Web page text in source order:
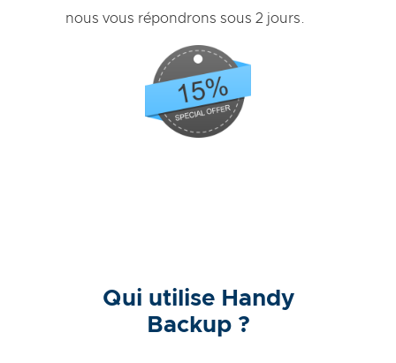
nous vous répondrons sous 2 jours.
Qui utilise Handy
Backup ?